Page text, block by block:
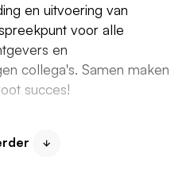
en uitvoering van
voor alle
en
collega's. Samen maken
succes!